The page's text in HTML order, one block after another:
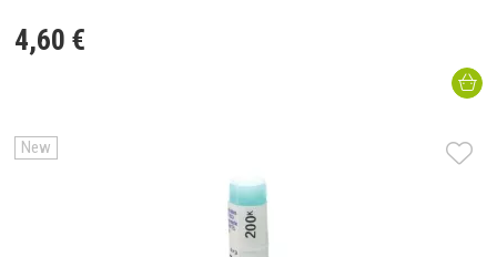
4,60 €
New